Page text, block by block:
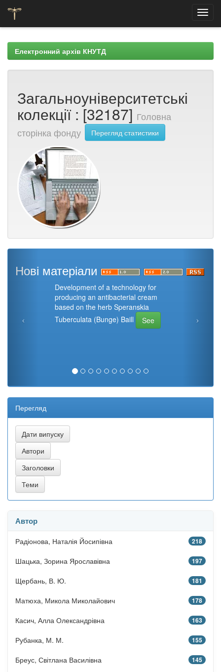
navigationЕлектронний архів КНУТД
Загальноуніверситетські
колекції : [32187] Головна
сторінка фонду
Перегляд статистики
Нові матеріали
Development of a technology for
producing an antibacterial cream
based on the herb Speranskia
Tuberculata (Bunge) Baill
See
Перегляд
Автор
Радіонова, Наталія Йосипівна 218
Шацька, Зорина Ярославівна 197
Щербань, В. Ю. 181
Матюха, Микола Миколайович 178
Касич, Алла Олександрівна 163
Рубанка, М. М. 155
Бреус, Світлана Василівна 145